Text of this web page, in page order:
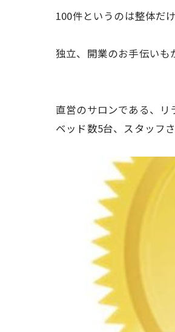
100件というのは整体だ
独立、開業のお手伝いも
直営のサロンである、
ベッド数5台、 スタッフ